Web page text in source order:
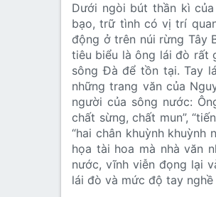
Dưới ngòi bút thần kì
bạo, trữ tình có vị trí
động ở trên núi rừng Tây
tiêu biểu là ông lái đò rất
sông Đà để tồn tại. Tay
những trang văn của
người của sông nước:
chất sừng, chất mun”,
“hai chân khuỳnh
họa tài hoa mà nhà văn
nước, vĩnh viễn đọng lại
lái đò và mức độ tay